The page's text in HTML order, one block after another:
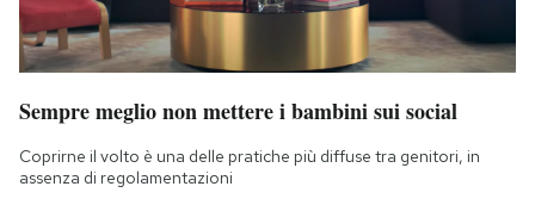
Sempre meglio non mettere i bambini sui social
Coprirne il volto è una delle pratiche più diffuse tra genitori, in
assenza di regolamentazioni